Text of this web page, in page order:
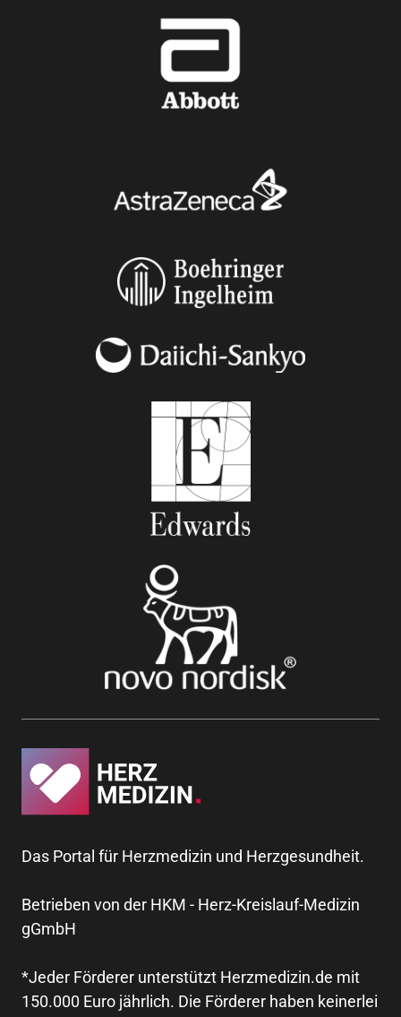
Das Portal für Herzmedizin und Herzgesundheit.
Betrieben von der HKM - Herz-Kreislauf-Medizin
gGmbH
*Jeder Förderer unterstützt Herzmedizin.de mit
150.000 Euro jährlich. Die Förderer haben keinerlei